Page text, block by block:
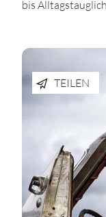
bis
TEILEN